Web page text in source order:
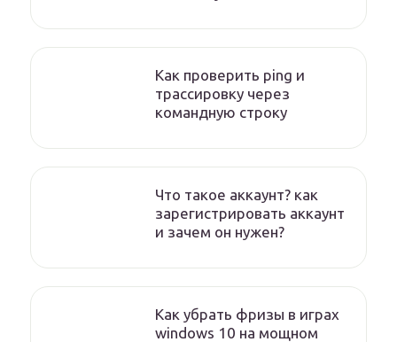
Как проверить ping и
трассировку через
командную строку
Что такое аккаунт? как
зарегистрировать аккаунт
и зачем он нужен?
Как убрать фризы в играх
windows 10 на мощном